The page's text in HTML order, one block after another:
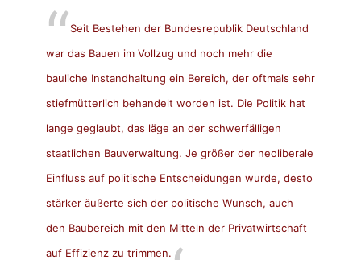
Seit Bestehen der Bundesrepublik Deutschland
war das Bauen im Vollzug und noch mehr die
bauliche Instandhaltung ein Bereich, der oftmals sehr
stiefmütterlich behandelt worden ist. Die Politik hat
lange geglaubt, das läge an der schwerfälligen
staatlichen Bauverwaltung. Je größer der neoliberale
Einfluss auf politische Entscheidungen wurde, desto
stärker äußerte sich der politische Wunsch, auch
den Baubereich mit den Mitteln der Privatwirtschaft
auf Effizienz zu trimmen.